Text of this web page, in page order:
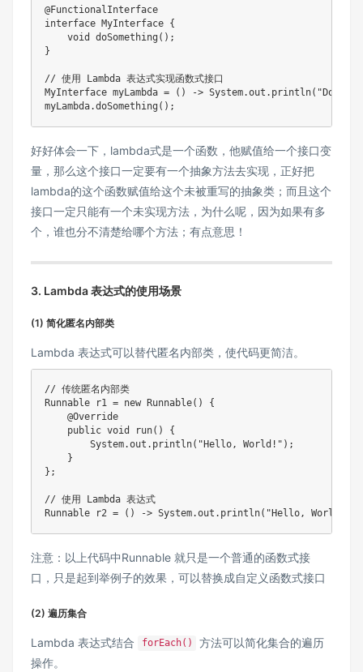
@FunctionalInterface
interface MyInterface {
    void doSomething();
}
// 使用 Lambda 表达式实现函数式接口
MyInterface myLambda = () -> System.out.println("Doing
myLambda.doSomething();
好好体会一下，lambda式是一个函数，他赋值给一个接口变
量，那么这个接口一定要有一个抽象方法去实现，正好把
lambda的这个函数赋值给这个未被重写的抽象类；而且这个
接口一定只能有一个未实现方法，为什么呢，因为如果有多
个，谁也分不清楚给哪个方法；有点意思！
3. Lambda 表达式的使用场景
(1) 简化匿名内部类
Lambda 表达式可以替代匿名内部类，使代码更简洁。
// 传统匿名内部类
Runnable r1 = new Runnable() {
    @Override
    public void run() {
        System.out.println("Hello, World!");
    }
};
// 使用 Lambda 表达式
Runnable r2 = () -> System.out.println("Hello, World!");
注意：以上代码中Runnable 就只是一个普通的函数式接
口，只是起到举例子的效果，可以替换成自定义函数式接口
(2) 遍历集合
Lambda 表达式结合 forEach()
方法可以简化集合的遍历
操作。